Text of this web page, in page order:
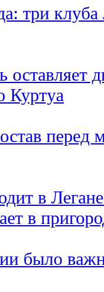
три
Куртуа
перед
в
в
было